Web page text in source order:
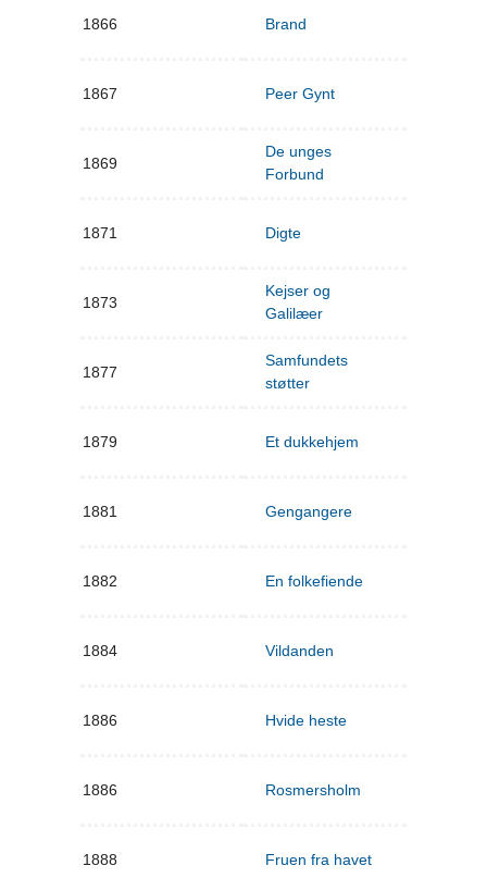
1866 Brand
1867 Peer Gynt
1869
De unges
Forbund
1871 Digte
1873
Kejser og
Galilæer
1877
Samfundets
støtter
1879 Et dukkehjem
1881 Gengangere
1882 En folkefiende
1884 Vildanden
1886 Hvide heste
1886 Rosmersholm
1888 Fruen fra havet